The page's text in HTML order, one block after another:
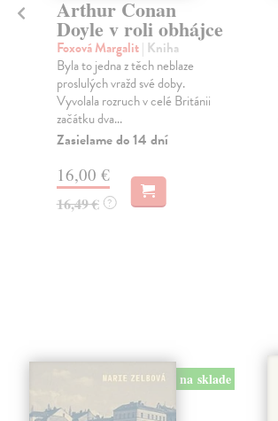
Arthur Conan
Doyle v roli obhájce
Foxová Margalit| Kniha
Byla to jedna z těch neblaze
proslulých vražd své doby.
Vyvolala rozruch v celé Británii
začátku dva...
Zasielame do 14 dní
16,00 €
16,49 € ?
na sklade